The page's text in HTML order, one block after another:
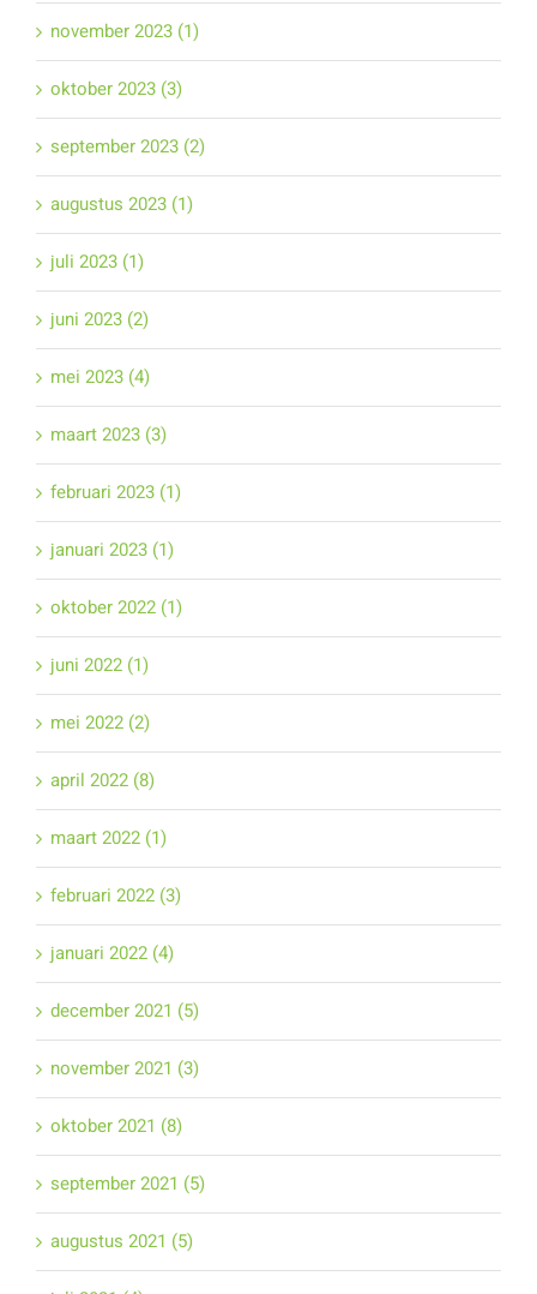
november 2023 (1)
oktober 2023 (3)
september 2023 (2)
augustus 2023 (1)
juli 2023 (1)
juni 2023 (2)
mei 2023 (4)
maart 2023 (3)
februari 2023 (1)
januari 2023 (1)
oktober 2022 (1)
juni 2022 (1)
mei 2022 (2)
april 2022 (8)
maart 2022 (1)
februari 2022 (3)
januari 2022 (4)
december 2021 (5)
november 2021 (3)
oktober 2021 (8)
september 2021 (5)
augustus 2021 (5)